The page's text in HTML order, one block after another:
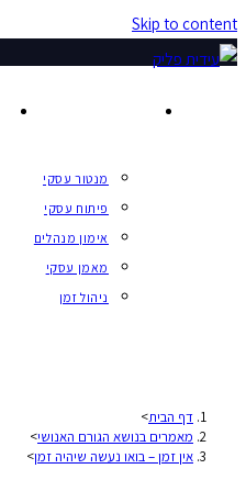
Skip to content
אימון וליווי עסקי
מנטור עסקי
פיתוח עסקי
אימון מנהלים
מאמן עסקי
ניהול זמן
דף הבית>
מאמרים בנושא הגורם האנושי>
אין זמן – בואו נעשה שיהיה זמן>